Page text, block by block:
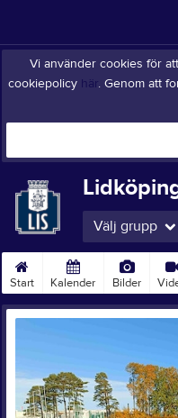
Vi använder cookies för
cookiepolicy här. Genom att
Välj grupp
Start Kalender Bilder